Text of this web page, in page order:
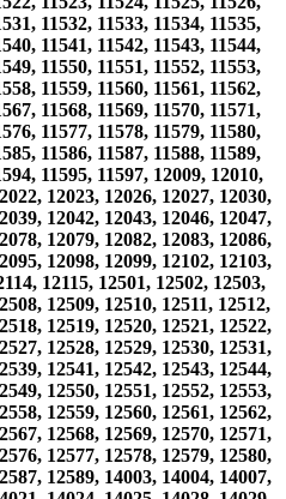
11532, 11533, 11534, 11535,
11541, 11542, 11543, 11544,
11550, 11551, 11552, 11553,
11559, 11560, 11561, 11562,
11568, 11569, 11570, 11571,
11577, 11578, 11579, 11580,
11586, 11587, 11588, 11589,
11595, 11597, 12009, 12010,
12023, 12026, 12027, 12030,
12042, 12043, 12046, 12047,
12079, 12082, 12083, 12086,
12098, 12099, 12102, 12103,
12115, 12501, 12502, 12503,
12509, 12510, 12511, 12512,
12519, 12520, 12521, 12522,
12528, 12529, 12530, 12531,
12541, 12542, 12543, 12544,
12550, 12551, 12552, 12553,
12559, 12560, 12561, 12562,
12568, 12569, 12570, 12571,
12577, 12578, 12579, 12580,
12589, 14003, 14004, 14007,